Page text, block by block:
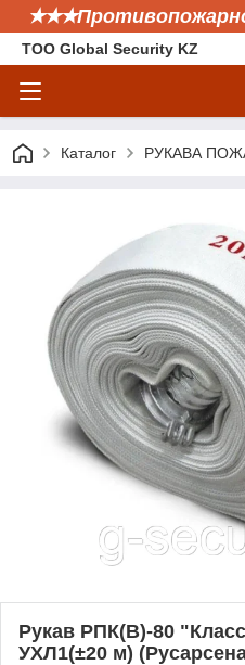
ТОО Global Security KZ
Каталог РУКАВА
Рукав РПК(В)-80
УХЛ1(±20 м)